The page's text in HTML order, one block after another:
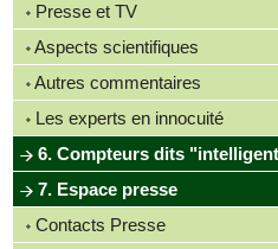
Presse et TV
Aspects scientifiques
Autres commentaires
Les experts en innocuité
6. Compteurs dits
7. Espace presse
Contacts Presse